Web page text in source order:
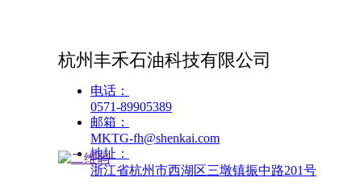
您还没有选择分类数据，请先选择数
杭州丰禾石油科技有限公司
电话：
0571-89905389
邮箱：
MKTG-fh@shenkai.com
地址：
浙江省杭州市西湖区三墩镇振中路201号